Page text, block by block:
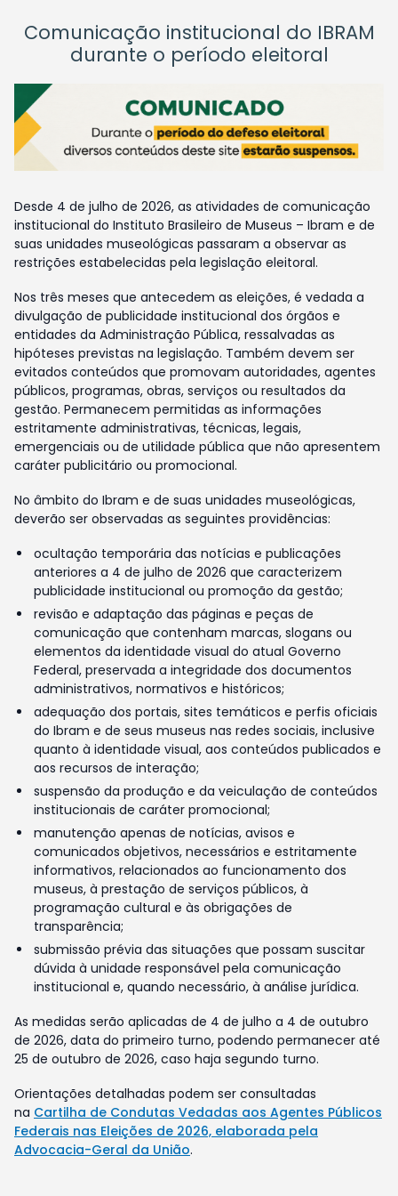
Comunicação institucional do IBRAM
durante o período eleitoral
Desde 4 de julho de 2026, as atividades de comunicação
institucional do Instituto Brasileiro de Museus – Ibram e de
suas unidades museológicas passaram a observar as
restrições estabelecidas pela legislação eleitoral.
Nos três meses que antecedem as eleições, é vedada a
divulgação de publicidade institucional dos órgãos e
entidades da Administração Pública, ressalvadas as
hipóteses previstas na legislação. Também devem ser
evitados conteúdos que promovam autoridades, agentes
públicos, programas, obras, serviços ou resultados da
gestão. Permanecem permitidas as informações
estritamente administrativas, técnicas, legais,
emergenciais ou de utilidade pública que não apresentem
caráter publicitário ou promocional.
No âmbito do Ibram e de suas unidades museológicas,
deverão ser observadas as seguintes providências:
ocultação temporária das notícias e publicações
anteriores a 4 de julho de 2026 que caracterizem
publicidade institucional ou promoção da gestão;
revisão e adaptação das páginas e peças de
comunicação que contenham marcas, slogans ou
elementos da identidade visual do atual Governo
Federal, preservada a integridade dos documentos
administrativos, normativos e históricos;
adequação dos portais, sites temáticos e perfis oficiais
do Ibram e de seus museus nas redes sociais, inclusive
quanto à identidade visual, aos conteúdos publicados e
aos recursos de interação;
suspensão da produção e da veiculação de conteúdos
institucionais de caráter promocional;
manutenção apenas de notícias, avisos e
comunicados objetivos, necessários e estritamente
informativos, relacionados ao funcionamento dos
museus, à prestação de serviços públicos, à
programação cultural e às obrigações de
transparência;
submissão prévia das situações que possam suscitar
dúvida à unidade responsável pela comunicação
institucional e, quando necessário, à análise jurídica.
As medidas serão aplicadas de 4 de julho a 4 de outubro
de 2026, data do primeiro turno, podendo permanecer até
25 de outubro de 2026, caso haja segundo turno.
Orientações detalhadas podem ser consultadas
na Cartilha de Condutas Vedadas aos Agentes Públicos
Federais nas Eleições de 2026, elaborada pela
Advocacia-Geral da União.